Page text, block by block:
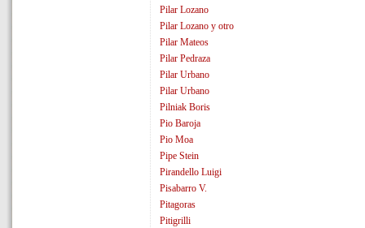
Pilar Lozano
Pilar Lozano y otro
Pilar Mateos
Pilar Pedraza
Pilar Urbano
Pilar Urbano
Pilniak Boris
Pio Baroja
Pio Moa
Pipe Stein
Pirandello Luigi
Pisabarro V.
Pitagoras
Pitigrilli